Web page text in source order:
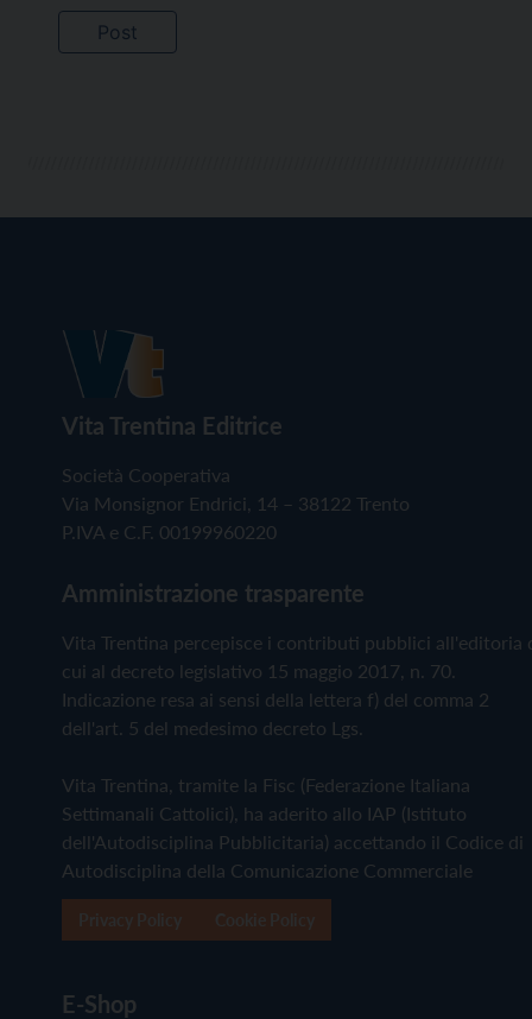
Vita Trentina Editrice
Società Cooperativa
Via Monsignor Endrici, 14 – 38122 Trento
P.IVA e C.F. 00199960220
Amministrazione trasparente
Vita Trentina percepisce i contributi pubblici all'editoria
cui al decreto legislativo 15 maggio 2017, n. 70.
Indicazione resa ai sensi della lettera f) del comma 2
dell'art. 5 del medesimo decreto Lgs.
Vita Trentina, tramite la Fisc (Federazione Italiana
Settimanali Cattolici), ha aderito allo IAP (Istituto
dell'Autodisciplina Pubblicitaria) accettando il Codice di
Autodisciplina della Comunicazione Commerciale
E-Shop